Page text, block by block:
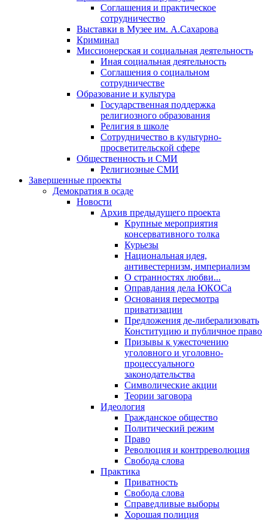
Соглашения и практическое
сотрудничество
Выставки в Музее им. А.Сахарова
Криминал
Миссионерская и социальная деятельность
Иная социальная деятельность
Соглашения о социальном
сотрудничестве
Образование и культура
Государственная поддержка
религиозного образования
Религия в школе
Сотрудничество в культурно-
просветительской сфере
Общественность и СМИ
Религиозные СМИ
Завершенные проекты
Демократия в осаде
Новости
Архив предыдущего проекта
Крупные мероприятия
консервативного толка
Курьезы
Национальная идея,
антивестернизм, империализм
О странностях любви...
Оправдания дела ЮКОСа
Основания пересмотра
приватизации
Предложения де-либерализовать
Конституцию и публичное право
Призывы к ужесточению
уголовного и уголовно-
процессуального
законодательства
Символические акции
Теории заговора
Идеология
Гражданское общество
Политический режим
Право
Революция и контрреволюция
Свобода слова
Практика
Приватность
Свобода слова
Справедливые выборы
Хорошая полиция